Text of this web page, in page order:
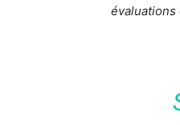
évaluations